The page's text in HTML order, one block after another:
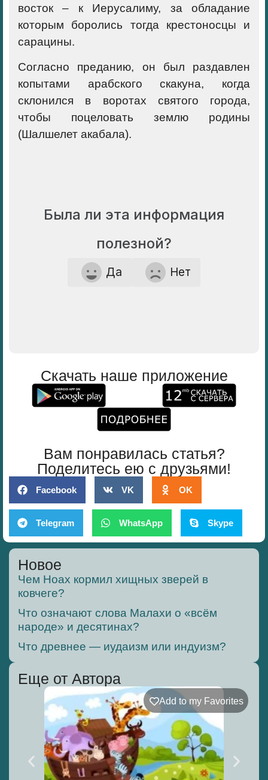
восток – к Иерусалиму, за обладание
которым боролись тогда крестоносцы и
сарацины.
Согласно преданию, он был раздавлен
копытами арабского скакуна, когда
склонился в воротах святого города,
чтобы поцеловать землю родины
(Шалшелет акабала).
Была ли эта информация
полезной?
Да Нет
Скачать наше приложение
Вам понравилась статья?
Поделитесь ею с друзьями!
Facebook VK OK
Telegram WhatsApp Skype
Новое
Чем Ноах кормил хищных зверей в
ковчеге?
Что означают слова Малахи о «всём
народе» и десятинах?
Что древнее — иудаизм или индуизм?
Еще от Автора
Add to my Favorites